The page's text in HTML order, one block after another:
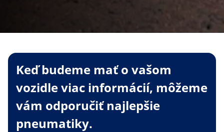
Keď budeme mať o vašom
vozidle viac informácií, môžeme
vám odporučiť najlepšie
pneumatiky.